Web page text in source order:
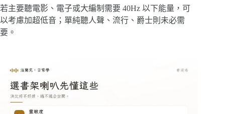
若主要聽電影、電子或大編制需要 40Hz 以下能量，可
以考慮加超低音；單純聽人聲、流行、爵士則未必需
要。